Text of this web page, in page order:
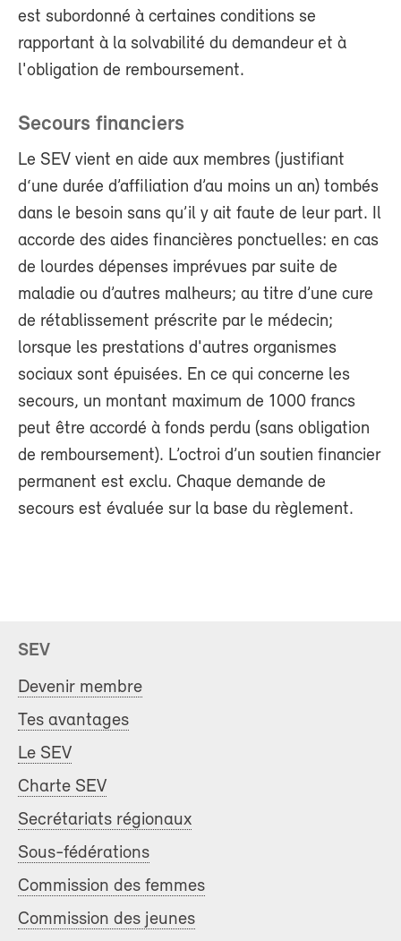
est subordonné à certaines conditions se
rapportant à la solvabilité du demandeur et à
l'obligation de remboursement.
Secours financiers
Le SEV vient en aide aux membres (justifiant
d‘une durée d’affiliation d’au moins un an) tombés
dans le besoin sans qu’il y ait faute de leur part. Il
accorde des aides financières ponctuelles: en cas
de lourdes dépenses imprévues par suite de
maladie ou d’autres malheurs; au titre d’une cure
de rétablissement préscrite par le médecin;
lorsque les prestations d'autres organismes
sociaux sont épuisées. En ce qui concerne les
secours, un montant maximum de 1000 francs
peut être accordé à fonds perdu (sans obligation
de remboursement). L’octroi d’un soutien financier
permanent est exclu. Chaque demande de
secours est évaluée sur la base du règlement.
SEV
Devenir membre
Tes avantages
Le SEV
Charte SEV
Secrétariats régionaux
Sous-fédérations
Commission des femmes
Commission des jeunes